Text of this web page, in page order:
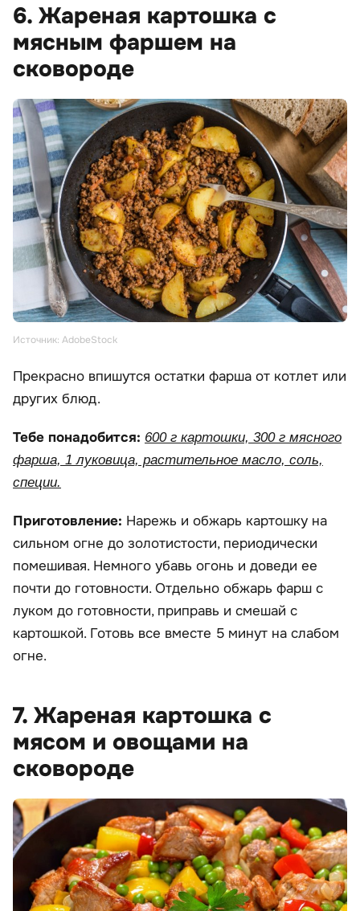
6. Жареная картошка с
мясным фаршем на
сковороде
Источник: AdobeStock
Прекрасно впишутся остатки фарша от котлет или
других блюд.
Тебе понадобится: 600 г картошки, 300 г мясного
фарша, 1 луковица, растительное масло, соль,
специи.
Приготовление: Нарежь и обжарь картошку на
сильном огне до золотистости, периодически
помешивая. Немного убавь огонь и доведи ее
почти до готовности. Отдельно обжарь фарш с
луком до готовности, приправь и смешай с
картошкой. Готовь все вместе 5 минут на слабом
огне.
7. Жареная картошка с
мясом и овощами на
сковороде